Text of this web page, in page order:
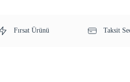
Fırsat Ürünü Taksit